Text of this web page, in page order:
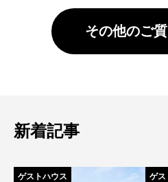
その他のご
新着記事
ゲストハウス ゲス